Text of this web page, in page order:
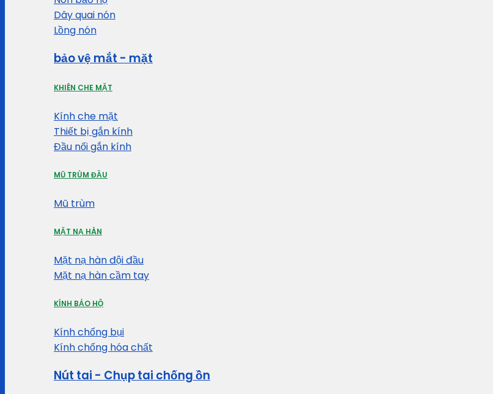
Dây quai nón
Lồng nón
bảo vệ mắt - mặt
KHIÊN CHE MẶT
Kính che mặt
Thiết bị gắn kính
Đầu nối gắn kính
MŨ TRÙM ĐẦU
Mũ trùm
MẶT NẠ HÀN
Mặt nạ hàn đội đầu
Mặt nạ hàn cầm tay
KÍNH BẢO HỘ
Kính chống bụi
Kính chống hóa chất
Nút tai - Chụp tai chống ồn